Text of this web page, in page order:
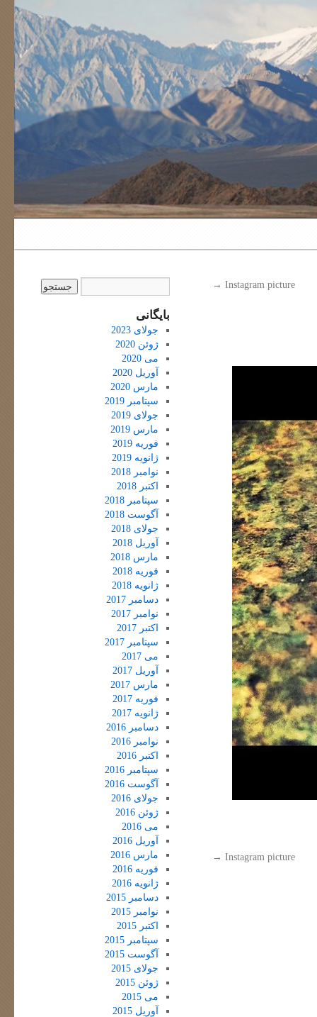
Instagram picture
→
Instagram picture
→
بایگانی
جولای 2023
ژوئن 2020
می 2020
آوریل 2020
مارس 2020
سپتامبر 2019
جولای 2019
مارس 2019
فوریه 2019
ژانویه 2019
نوامبر 2018
اکتبر 2018
سپتامبر 2018
آگوست 2018
جولای 2018
آوریل 2018
مارس 2018
فوریه 2018
ژانویه 2018
دسامبر 2017
نوامبر 2017
اکتبر 2017
سپتامبر 2017
می 2017
آوریل 2017
مارس 2017
فوریه 2017
ژانویه 2017
دسامبر 2016
نوامبر 2016
اکتبر 2016
سپتامبر 2016
آگوست 2016
جولای 2016
ژوئن 2016
می 2016
آوریل 2016
مارس 2016
فوریه 2016
ژانویه 2016
دسامبر 2015
نوامبر 2015
اکتبر 2015
سپتامبر 2015
آگوست 2015
جولای 2015
ژوئن 2015
می 2015
آوریل 2015